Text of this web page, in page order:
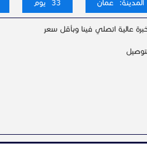
المدينة: عمان 33 يوم
عالية اتصلي فينا وبأقل سعر